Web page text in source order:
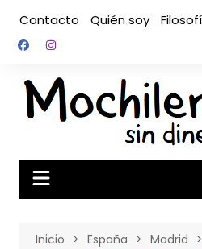
contenido
Contacto Quién soy
Inicio España
Madrid